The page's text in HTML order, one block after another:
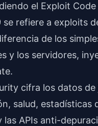
el Exploit
se refiere a exploits
de los
y los servidores,
cifra los datos
salud, estadísticas
las APIs anti-